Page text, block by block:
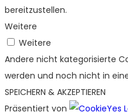
bereitzustellen.
Weitere
Weitere
Andere nicht kategorisierte
werden und noch nicht in
SPEICHERN & AKZEPTIEREN
Präsentiert von